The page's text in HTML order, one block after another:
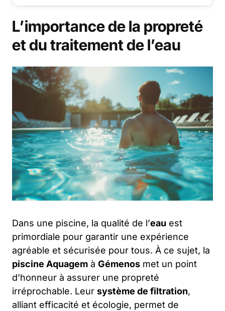
L’importance de la propreté
et du traitement de l’eau
Dans une piscine, la qualité de l’eau est
primordiale pour garantir une expérience
agréable et sécurisée pour tous. À ce sujet, la
piscine Aquagem à Gémenos met un point
d’honneur à assurer une propreté
irréprochable. Leur système de filtration,
alliant efficacité et écologie, permet de